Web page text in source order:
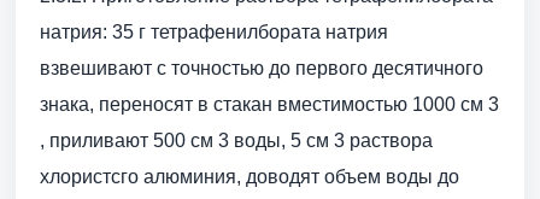
натрия: 35 г тетрафенилбората натрия
взвешивают с точностью до первого десятичного
знака, переносят в стакан вместимостью 1000 см 3
, приливают 500 см 3 воды, 5 см 3 раствора
хлористсго алюминия, доводят объем воды до